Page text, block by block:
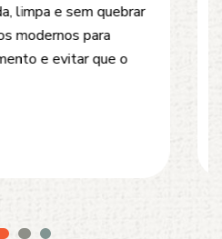
esgoto, caixas de
equipamentos
que garantem um
à estrutura.